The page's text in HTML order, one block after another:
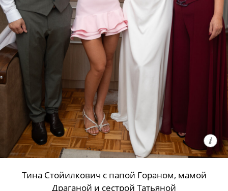
Тина Стойилкович с папой Гораном, мамой
Драганой и сестрой Татьяной